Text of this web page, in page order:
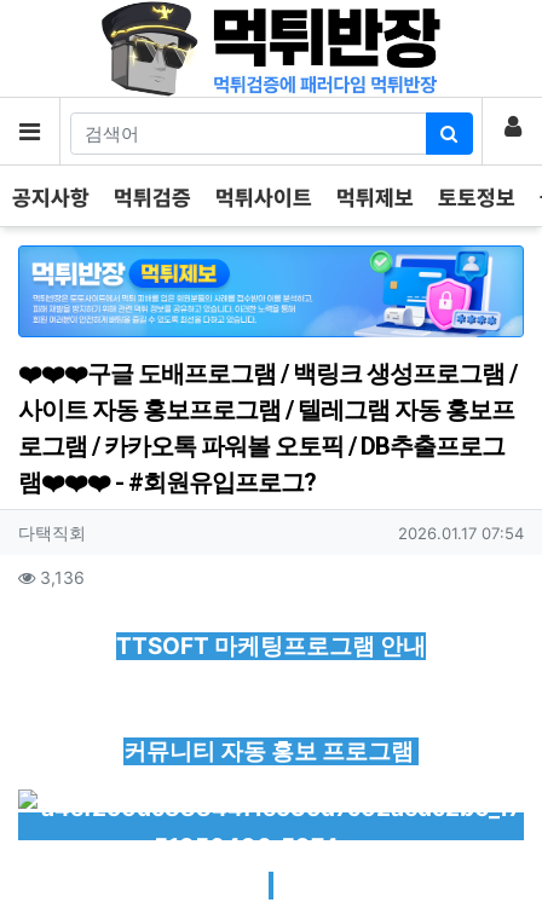
메뉴 로
공지사항 먹튀검증 먹튀사이트 먹튀제보 토토정보
❤️❤️❤️구글 도배프로그램 / 백링크 생성프로그램 /
사이트 자동 홍보프로그램 / 텔레그램 자동 홍보프
로그램 / 카카오톡 파워볼 오토픽 / DB추출프로그
램❤️❤️❤️ - #회원유입프로그?
작성자 정보
다택직회 작성일
2026.01.17 07:54
컨텐츠 정보
3,136
TTSOFT 마케팅프로그램 안내
커뮤니티 자동 홍보 프로그램